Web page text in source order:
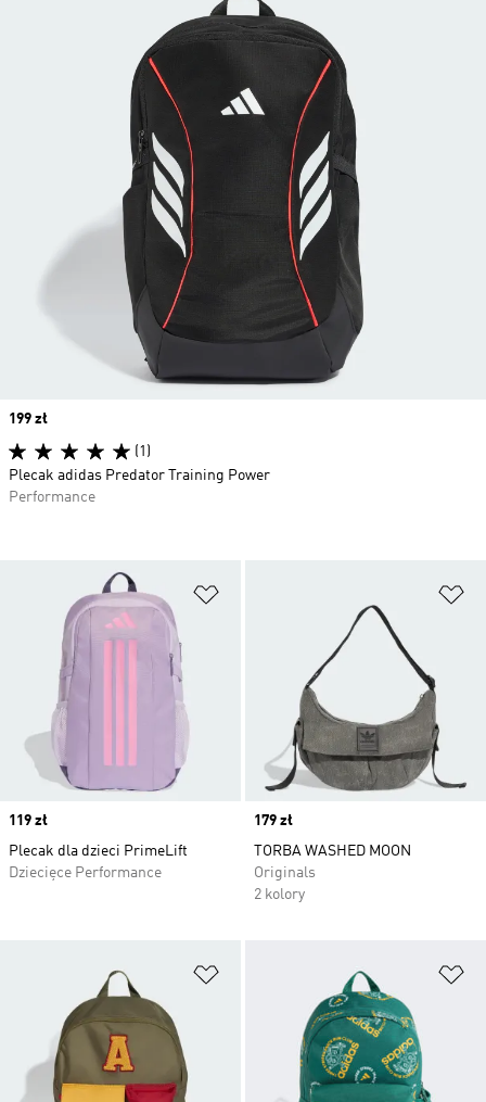
Price
119 zł
Plecak dla dzieci PrimeLift
Dziecięce Performance
Price
179 zł
TORBA WASHED MOON
Originals
2 kolory
Dodaj do listy życzeń
Price
199 zł
(1)
Plecak adidas Predator Training Power
Performance